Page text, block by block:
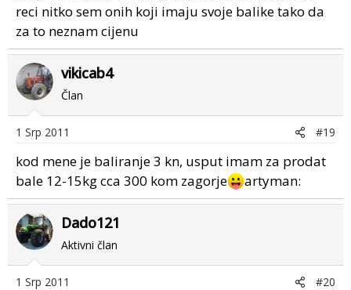
reci nitko sem onih koji imaju svoje balike tako da
za to neznam cijenu
vikicab4
Član
1 Srp 2011 #19
kod mene je baliranje 3 kn, usput imam za prodat
bale 12-15kg cca 300 kom zagorje
artyman:
Dado121
Aktivni član
1 Srp 2011 #20